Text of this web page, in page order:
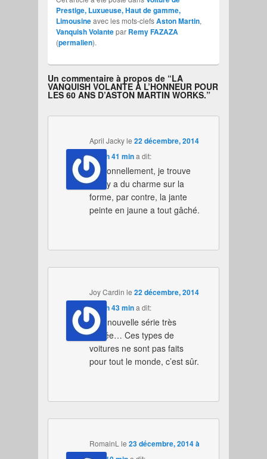
Prestige, Luxueuse, Haut de gamme,
Limousineavec les mots-clefsAston Martin,
Vanquish Volantepar Remy FAZAZA
(permalien).
Un commentaire à propos de “LA
VANQUISH VOLANTE À L’HONNEUR POUR
LES 60 ANS D’ASTON MARTIN WORKS.”
April Jackyle22 décembre, 2014
à 14 h 41 mina dit:
Personnellement, je trouve
qu’il y a du charme sur la
forme, par contre, la jante
peinte en jaune a tout gâché.
Joy Cardin le22 décembre, 2014
à 14 h 43 mina dit:
Une nouvelle série très
limitée… Ces types de
voitures ne sont pas faits
pour tout le monde, c’est sûr.
RomainL le23 décembre, 2014 à